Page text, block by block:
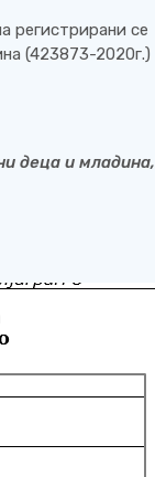
регистрирани се
(423873-2020г.)
деца и младина,